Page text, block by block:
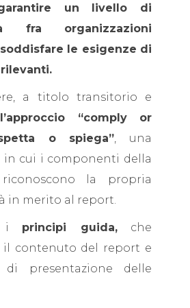
un livello di
fra organizzazioni
le esigenze di
a titolo transitorio e
l’approccio “comply or
o spiega” , una
in cui i componenti della
riconoscono la propria
in merito al report.
i principi guida,che
il contenuto del report e
presentazione delle